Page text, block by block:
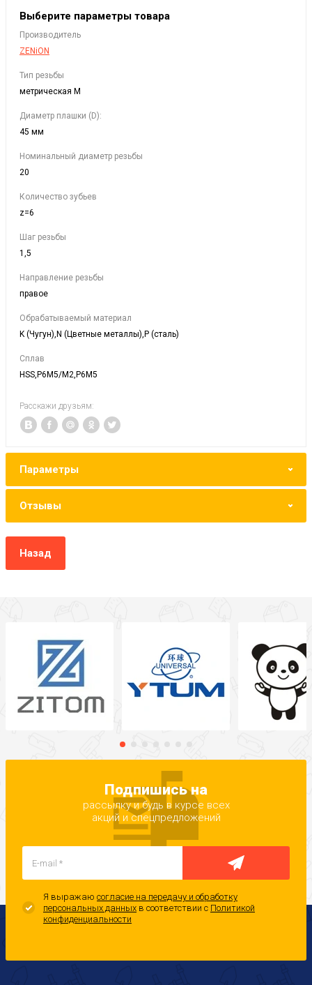
Выберите параметры товара
Производитель
ZENiON
Тип резьбы
метрическая М
Диаметр плашки (D):
45 мм
Номинальный диаметр резьбы
20
Количество зубьев
z=6
Шаг резьбы
1,5
Направление резьбы
правое
Обрабатываемый материал
K (Чугун),N (Цветные металлы),P (сталь)
Сплав
HSS,P6M5/M2,Р6М5
Расскажи друзьям:
Параметры
Отзывы
Назад
Подпишись на
рассылку и будь в курсе всех
акций и спецпредложений
Я выражаю согласие на передачу и обработку
персональных данных в соответствии с Политикой
конфиденциальности